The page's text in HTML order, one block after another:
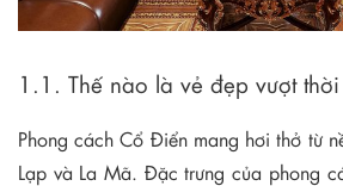
1.1. Thế nào là vẻ đẹp vượt
Phong cách Cổ Điển mang hơi thở từ
Lạp và La Mã. Đặc trưng của phong